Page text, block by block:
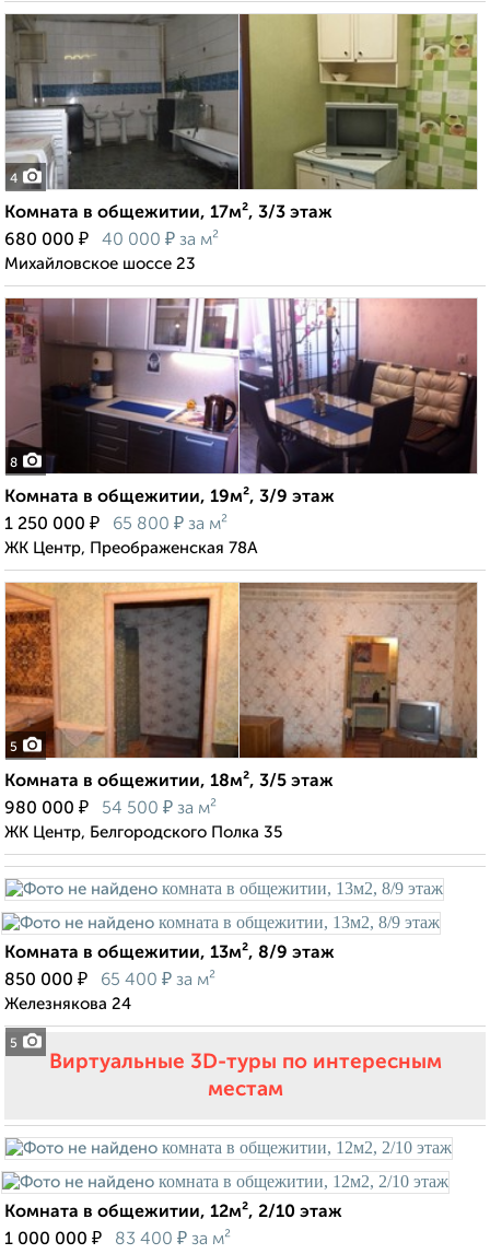
4
Комната в общежитии, 17м², 3/3 этаж
680 000 ₽ 40 000 ₽ за м²
Михайловское шоссе 23
8
Комната в общежитии, 19м², 3/9 этаж
1 250 000 ₽ 65 800 ₽ за м²
ЖК Центр, Преображенская 78А
5
Комната в общежитии, 18м², 3/5 этаж
980 000 ₽ 54 500 ₽ за м²
ЖК Центр, Белгородского Полка 35
5
Комната в общежитии, 13м², 8/9 этаж
850 000 ₽ 65 400 ₽ за м²
Железнякова 24
Виртуальные 3D-туры по интересным
местам
Комната в общежитии, 12м², 2/10 этаж
1 000 000 ₽ 83 400 ₽ за м²